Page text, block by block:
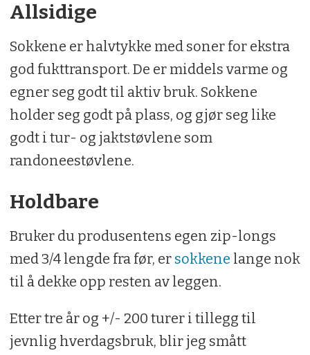
Allsidige
Sokkene er halvtykke med soner for ekstra
god fukttransport. De er middels varme og
egner seg godt til aktiv bruk. Sokkene
holder seg godt på plass, og gjør seg like
godt i tur- og jaktstøvlene som
randoneestøvlene.
Holdbare
Bruker du produsentens egen zip-longs
med 3/4 lengde fra før, er sokkene lange nok
til å dekke opp resten av leggen.
Etter tre år og +/- 200 turer i tillegg til
jevnlig hverdagsbruk, blir jeg smått